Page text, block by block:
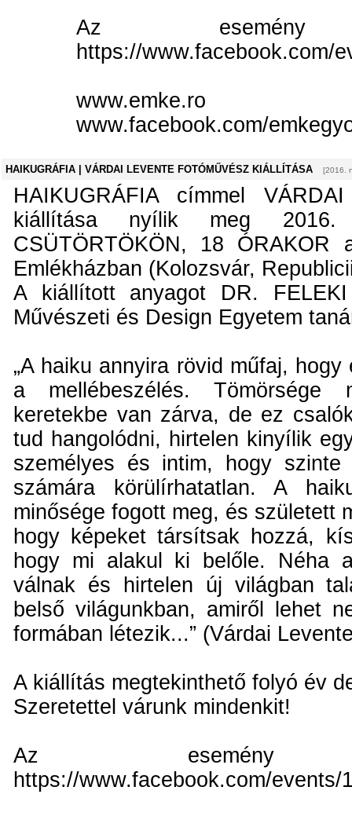
Az esemény
https://www.facebook.com/
www.emke.ro
www.facebook.com/
HAIKUGRÁFIA | VÁRDAI LEVENTE FOTÓMŰVÉSZ KIÁLLÍTÁSA [2016.
HAIKUGRÁFIA címmel
kiállítása nyílik meg 2016.
CSÜTÖRTÖKÖN, 18 ÓRAKOR
Emlékházban (Kolozsvár,
A kiállított anyagot DR.
Művészeti és Design Egyetem
„A haiku annyira rövid műfaj,
a mellébeszélés. Tömörsége
keretekbe van zárva, de ez
tud hangolódni, hirtelen kinyílik
személyes és intim, hogy szinte
számára körülírhatatlan. A
minősége fogott meg, és született
hogy képeket társítsak hozzá,
hogy mi alakul ki belőle. Néha
válnak és hirtelen új világban
belső világunkban, amiről lehet
formában létezik...” (Várdai
A kiállítás megtekinthető folyó év
Szeretettel várunk mindenkit!
Az esemény
https://www.facebook.com/events/